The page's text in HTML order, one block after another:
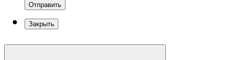
Отправить
Закрыть